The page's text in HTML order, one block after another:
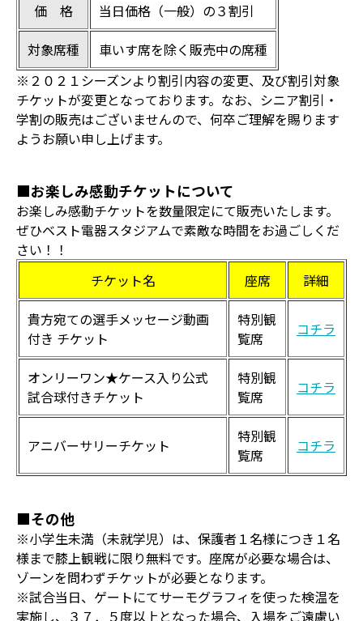
価 格
当日価格（一般）の３割引
対象席種
車いす席を除く販売中の席種
※２０２１シーズンより割引内容の変更、及び割引対象
チケットが変更となっております。なお、シニア割引・
学割の販売はございませんので、何卒ご理解を賜ります
ようお願い申し上げます。
■お楽しみ感動チケットについて
お楽しみ感動チケットを数量限定にて販売いたします。
ぜひベスト電器スタジアムで素敵な時間をお過ごしくだ
さい！！
チケット名
座席
詳細
貴方宛ての選手メッセージ動画
付き チケット
特別観
覧席
コチラ
オンリーワン★ケース入り公式
試合球付きチケット
特別観
覧席
コチラ
アニバーサリーチケット
特別観
覧席
コチラ
■その他
※小学生未満（未就学児）は、保護者１名様につき１名
様まで膝上観戦に限り無料です。座席が必要な場合は、
ゾーンを問わずチケットが必要となります。
※試合当日、ゲートにてサーモグラフィを使った検温を
実施し、３７．５度以上となった場合、入場をご遠慮い